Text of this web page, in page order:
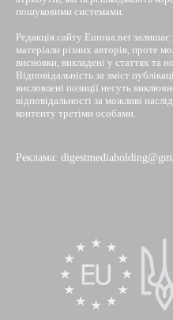
пошуковими системами.
Редакція сайту Euroua.net
матеріали різних авторів, проте
висновки, викладені у статтях та
Відповідальність за зміст
висловлені позиції несуть
відповідальності за можливі
контенту третіми особами.
Реклама: